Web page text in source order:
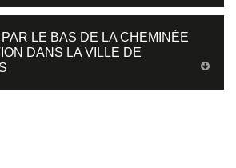
LE BAS DE LA CHEMINÉE
DANS LA VILLE DE